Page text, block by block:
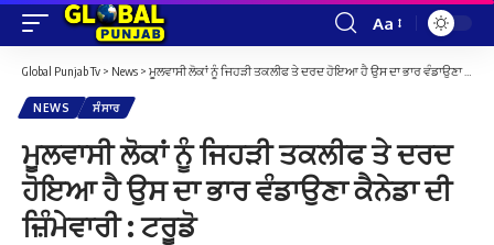
Font
Resizer
Aa
Global Punjab Tv > News > ਮੂਲਵਾਸੀ ਲੋਕਾਂ ਨੂੰ ਜਿਹੜੀ ਤਕਲੀਫ ਤੇ ਦਰਦ ਹੋਇਆ ਹੈ ਉਸ ਦਾ ਭਾਰ ਵੰਡਾਉਣਾ ਕੈਨੇਡਾ ਦੀ ਜ਼ਿੰਮੇਵਾਰੀ : ਟਰੂਡੋ
NEWS ਸੰਸਾਰ
ਮੂਲਵਾਸੀ ਲੋਕਾਂ ਨੂੰ ਜਿਹੜੀ ਤਕਲੀਫ ਤੇ ਦਰਦ
ਹੋਇਆ ਹੈ ਉਸ ਦਾ ਭਾਰ ਵੰਡਾਉਣਾ ਕੈਨੇਡਾ ਦੀ
ਜ਼ਿੰਮੇਵਾਰੀ : ਟਰੂਡੋ